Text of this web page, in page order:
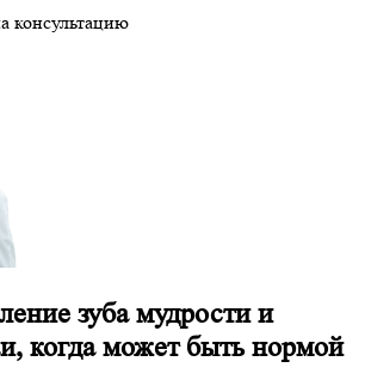
консультацию
зуба мудрости и
когда может быть нормой